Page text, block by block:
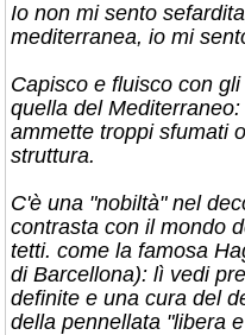
Io non mi sento
mediterranea, io mi
Capisco e fluisco con
quella del
ammette troppi sfumati
struttura.
C'è una "nobiltà" nel
contrasta con il mondo
tetti. come la famosa
di Barcellona): lì vedi
definite e una cura del
della pennellata "libera